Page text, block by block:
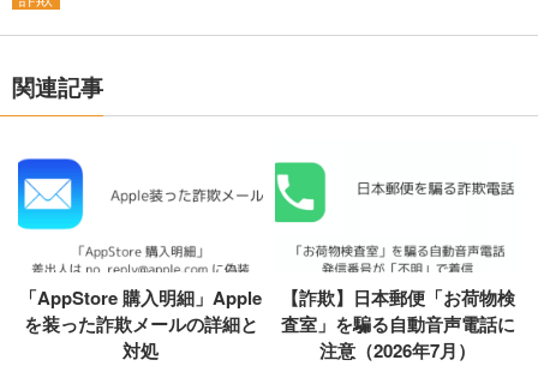
関連記事
「AppStore 購入明細」Apple
を装った詐欺メールの詳細と
対処
【詐欺】日本郵便「お荷物検
査室」を騙る自動音声電話に
注意（2026年7月）